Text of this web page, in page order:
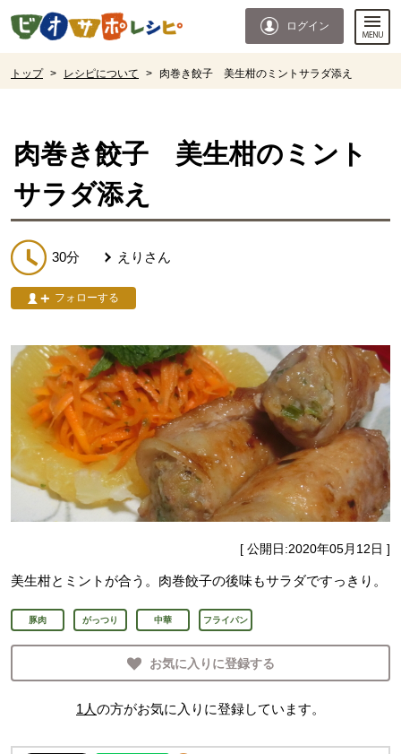
ページの先頭です。
ログイン
トップ > レシピについて > 肉巻き餃子 美生柑のミントサラダ添え
肉巻き餃子 美生柑のミント
サラダ添え
30分 えり さん
フォローする
[ 公開日:2020年05月12日 ]
美生柑とミントが合う。肉巻餃子の後味もサラダですっきり。
豚肉 がっつり 中華 フライパン
お気に入りに登録する
1 人の方がお気に入りに登録しています。